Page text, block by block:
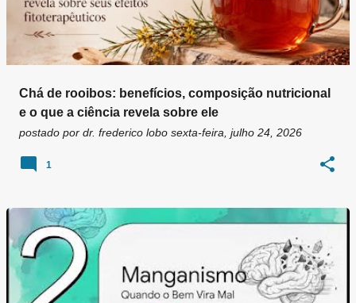
Chá de rooibos: benefícios, composição nutricional
e o que a ciência revela sobre ele
postado por dr. frederico lobo sexta-feira, julho 24, 2026
1